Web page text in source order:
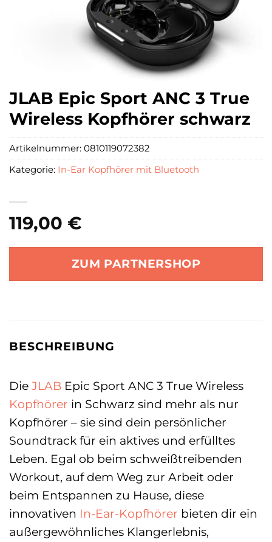
JLAB Epic Sport ANC 3 True
Wireless Kopfhörer schwarz
119,00 €
ZUM PARTNERSHOP
Artikelnummer: 0810119072382
Kategorie: In-Ear Kopfhörer mit Bluetooth
BESCHREIBUNG
Die JLAB Epic Sport ANC 3 True Wireless
Kopfhörer in Schwarz sind mehr als nur
Kopfhörer – sie sind dein persönlicher
Soundtrack für ein aktives und erfülltes
Leben. Egal ob beim schweißtreibenden
Workout, auf dem Weg zur Arbeit oder
beim Entspannen zu Hause, diese
innovativen In-Ear-Kopfhörer bieten dir ein
außergewöhnliches Klangerlebnis,